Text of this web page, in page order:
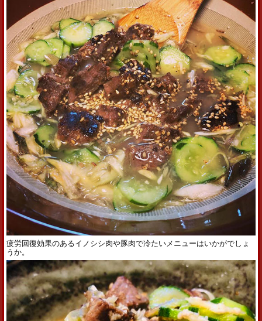
疲労回復効果のあるイノシシ肉や豚肉で冷たいメニューはいかがでしょ
うか。